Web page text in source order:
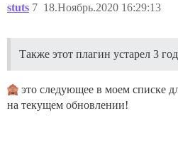
stuts 18.Ноябрь.2020 16:29:13
7
Также этот плагин устарел 3
это следующее в моем списке
на текущем обновлении!